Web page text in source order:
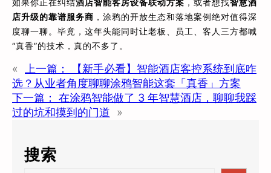
如果你正在纠结酒店智能客房设备联动方案 ，或者想找智慧酒
店升级的靠谱服务商 ，涂鸦的开放生态和落地案例绝对值得深
度聊一聊。毕竟，这年头能同时让老板、员工、客人三方都喊
“真香”的技术，真的不多了。
« 上一篇：
【新手必看】智能酒店客控系统到底咋
选？从业者角度聊聊涂鸦智能这套「真香」方案
下一篇：
在涂鸦智能做了 3 年智慧酒店，聊聊我踩
过的坑和摸到的门道
»
搜索